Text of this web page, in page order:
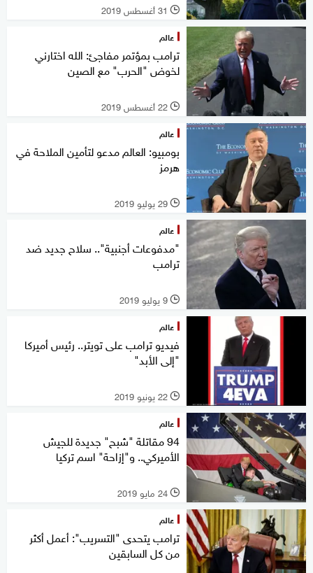
l 31 أغسطس 2019
عالم
ترامب بمؤتمر مفاجئ: الله اختارني
لخوض "الحرب" مع الصين
l 22 أغسطس 2019
عالم
بومبيو: العالم مدعو لتأمين الملاحة في
هرمز
l 29 يوليو 2019
عالم
"مدفوعات أجنبية".. سلاح جديد ضد
ترامب
l 9 يوليو 2019
عالم
فيديو ترامب على تويتر.. رئيس أميركا
"إلى الأبد"
l 22 يونيو 2019
عالم
94 مقاتلة "شبح" جديدة للجيش
الأميركي.. و"إزاحة" اسم تركيا
l 24 مايو 2019
عالم
ترامب يتحدى "التسريب": أعمل أكثر
من كل السابقين